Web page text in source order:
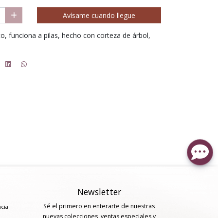
Avísame cuando llegue
funciona a pilas, hecho con corteza de árbol,
Newsletter
Sé el primero en enterarte de nuestras
nuevas colecciones, ventas especiales y